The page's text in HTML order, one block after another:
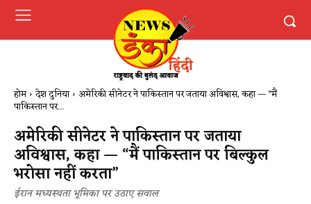
होम देश दुनिया अमेरिकी सीनेटर ने पाकिस्तान पर जताया अविश्वास, कहा — “मैं
पाकिस्तान पर...
अमेरिकी सीनेटर ने पाकिस्तान पर जताया
अविश्वास, कहा — “मैं पाकिस्तान पर बिल्कुल
भरोसा नहीं करता”
ईरान मध्यस्थता भूमिका पर उठाए सवाल